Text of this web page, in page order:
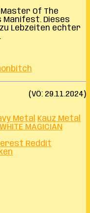
Of The
Manifest. Dieses
Lebzeiten echter
(VÖ: 29.11.2024)
Metal
Kauz Metal
WHITE MAGICIAN
Reddit